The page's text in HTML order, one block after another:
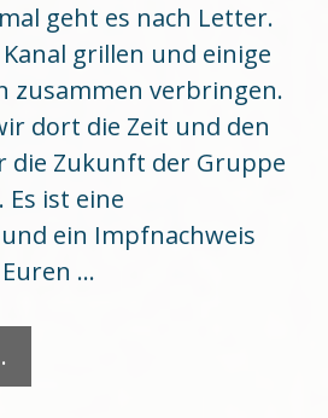
geht es nach Letter.
grillen und einige
zusammen verbringen.
dort die Zeit und den
die Zukunft der Gruppe
ist eine
ein Impfnachweis
…